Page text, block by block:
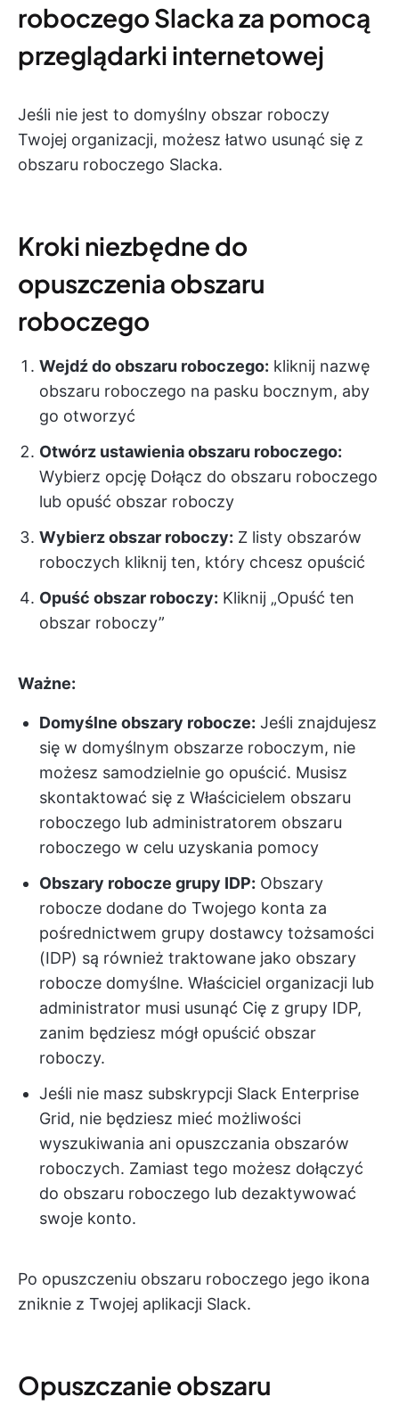
roboczego Slacka za pomocą
przeglądarki internetowej
Jeśli nie jest to domyślny obszar roboczy
Twojej organizacji, możesz łatwo usunąć się z
obszaru roboczego Slacka.
Kroki niezbędne do
opuszczenia obszaru
roboczego
Wejdź do obszaru roboczego: kliknij nazwę
obszaru roboczego na pasku bocznym, aby
go otworzyć
Otwórz ustawienia obszaru roboczego:
Wybierz opcję Dołącz do obszaru roboczego
lub opuść obszar roboczy
Wybierz obszar roboczy: Z listy obszarów
roboczych kliknij ten, który chcesz opuścić
Opuść obszar roboczy: Kliknij „Opuść ten
obszar roboczy”
Ważne:
Domyślne obszary robocze: Jeśli znajdujesz
się w domyślnym obszarze roboczym, nie
możesz samodzielnie go opuścić. Musisz
skontaktować się z Właścicielem obszaru
roboczego lub administratorem obszaru
roboczego w celu uzyskania pomocy
Obszary robocze grupy IDP: Obszary
robocze dodane do Twojego konta za
pośrednictwem grupy dostawcy tożsamości
(IDP) są również traktowane jako obszary
robocze domyślne. Właściciel organizacji lub
administrator musi usunąć Cię z grupy IDP,
zanim będziesz mógł opuścić obszar
roboczy.
Jeśli nie masz subskrypcji Slack Enterprise
Grid, nie będziesz mieć możliwości
wyszukiwania ani opuszczania obszarów
roboczych. Zamiast tego możesz dołączyć
do obszaru roboczego lub dezaktywować
swoje konto.
Po opuszczeniu obszaru roboczego jego ikona
zniknie z Twojej aplikacji Slack.
Opuszczanie obszaru